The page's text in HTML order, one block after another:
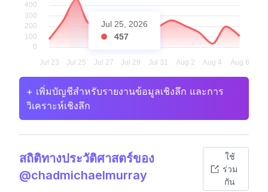
Jul 25, 2026
457
+ เพิ่มบัญชีสำหรับรายงานข้อมูลเชิงลึก และการ
วิเคราะห์เชิงลึก
สถิติทางประวัติศาสตร์ของ
@chadmichaelmurray
ใช้
ร่วม
กัน